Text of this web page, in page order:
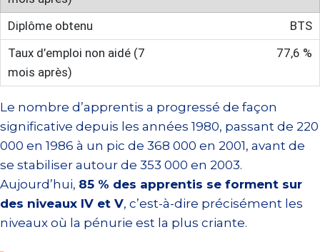
BTS
77,6 %
Le nombre d’apprentis a progressé de façon
significative depuis les années 1980, passant de 220
000 en 1986 à un pic de 368 000 en 2001, avant de
se stabiliser autour de 353 000 en 2003.
Aujourd’hui, 85 % des apprentis se forment sur
des niveaux IV et V, c’est-à-dire précisément les
niveaux où la pénurie est la plus criante.